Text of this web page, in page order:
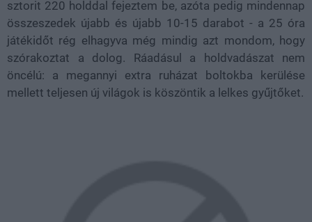
sztorit 220 holddal fejeztem be, azóta pedig mindennap
összeszedek újabb és újabb 10-15 darabot - a 25 óra
játékidőt rég elhagyva még mindig azt mondom, hogy
szórakoztat a dolog. Ráadásul a holdvadászat nem
öncélú: a megannyi extra ruházat boltokba kerülése
mellett teljesen új világok is köszöntik a lelkes gyűjtőket.